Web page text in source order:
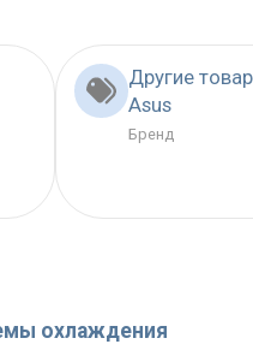
Другие
Asus
Бренд
охлаждения